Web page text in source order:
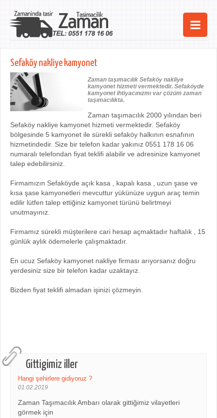
Ana Sayfa
Hizmetlerimiz
Kurumsal
iletişim
Gittigimiz iller
Hangi şehirlere gidiyoruz ?
01.02.2019
Zaman Taşımacılık Ambarı olarak gittiğimiz vilayetleri
görmek için
Sefaköy nakliye kamyonet
Zaman taşımacılık Sefaköy nakliye
kamyonet hizmeti vermektedir. Sefaköyde
kamyonet ihtiyacınızmı var çözüm zaman
taşımacılıkta.
Zaman taşımacılık 2000 yılından beri
Sefaköy nakliye kamyonet hizmeti vermektedir. Sefaköy
bölgesinde 5 kamyonet ile sürekli sefaköy halkının esnafının
hizmetindedir. Size bir telefon kadar yakınız 0551 178 16 06
numaralı telefondan fiyat teklifi alabilir ve adresinize kamyonet
talep edebilirsiniz.
Firmamızın Sefaköyde açık kasa , kapalı kasa , uzun şase ve
kısa şase kamyonetleri mevcuttur yükünüze uygun araç temin
edilir lütfen talep ettiğiniz kamyonet türünü belirtmeyi
unutmayınız.
Firmamız sürekli müşterilere cari hesap açmaktadır haftalık , 15
günlük aylık ödemelerle çalışmaktadır.
En ucuz Sefaköy kamyonet nakliye firması arıyorsanız doğru
yerdesiniz size bir telefon kadar uzaktayız.
Bizden fiyat teklifi almadan işinizi çözmeyin.